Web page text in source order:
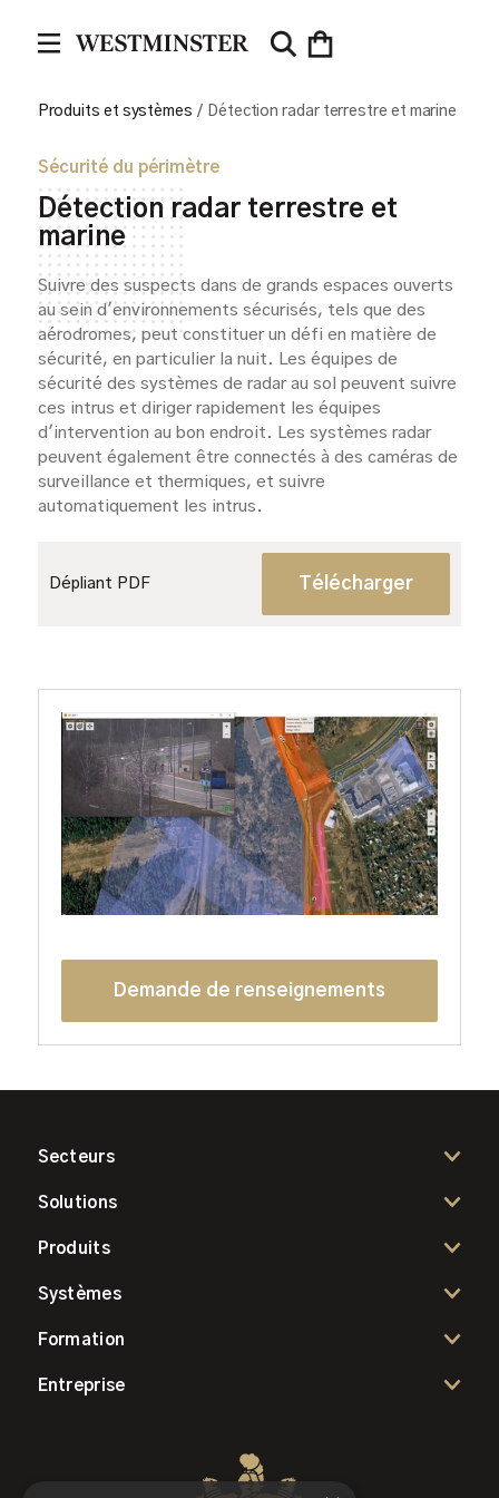
Produits et systèmes / Détection radar terrestre et marine
Sécurité du périmètre
Détection radar terrestre et
marine
Suivre des suspects dans de grands espaces ouverts
au sein d'environnements sécurisés, tels que des
aérodromes, peut constituer un défi en matière de
sécurité, en particulier la nuit. Les équipes de
sécurité des systèmes de radar au sol peuvent suivre
ces intrus et diriger rapidement les équipes
d'intervention au bon endroit. Les systèmes radar
peuvent également être connectés à des caméras de
surveillance et thermiques, et suivre
automatiquement les intrus.
Dépliant PDF Télécharger
Demande de renseignements
Secteurs
Solutions
Produits
Systèmes
Formation
Entreprise